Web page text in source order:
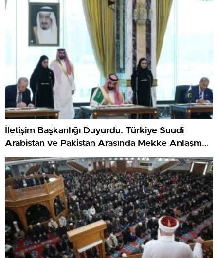
İmzaladı.
İletişim Başkanlığı Duyurdu. Türkiye Suudi
Arabistan ve Pakistan Arasında Mekke Anlaşması
İmzalandı